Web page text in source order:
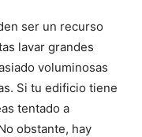
ser un recurso
lavar grandes
voluminosas
Si tu edificio tiene
tentado a
obstante, hay